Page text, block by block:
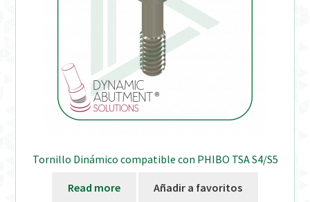
Tornillo Dinámico compatible con PHIBO TSA S4/S5
Read more Añadir a favoritos